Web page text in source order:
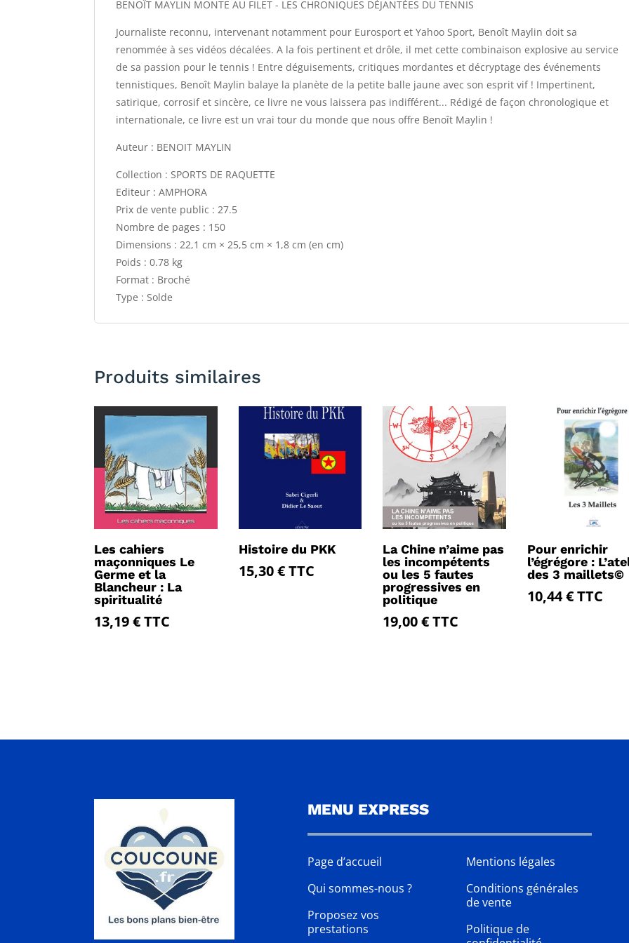
BENOÎT MAYLIN MONTE AU FILET - LES CHRONIQUES DÉJANTÉES DU TENNIS
Journaliste reconnu, intervenant notamment pour Eurosport et Yahoo Sport, Benoît Maylin doit sa
renommée à ses vidéos décalées. A la fois pertinent et drôle, il met cette combinaison explosive au service
de sa passion pour le tennis ! Entre déguisements, critiques mordantes et décryptage des événements
tennistiques, Benoît Maylin balaye la planète de la petite balle jaune avec son esprit vif ! Impertinent,
satirique, corrosif et sincère, ce livre ne vous laissera pas indifférent... Rédigé de façon chronologique et
internationale, ce livre est un vrai tour du monde que nous offre Benoît Maylin !
Auteur : BENOIT MAYLIN
Collection : SPORTS DE RAQUETTE
Editeur : AMPHORA
Prix de vente public : 27.5
Nombre de pages : 150
Dimensions : 22,1 cm × 25,5 cm × 1,8 cm (en cm)
Poids : 0.78 kg
Format : Broché
Type : Solde
Produits similaires
Les cahiers
maçonniques Le
Germe et la
Blancheur : La
spiritualité
13,19€ TTC
Histoire du PKK
15,30€TTC
La Chine n’aime pas
les incompétents
ou les 5 fautes
progressives en
politique
19,00€TTC
Pour enrichir
l’égrégore :
des 3 maillets©
10,44€TTC
MENU EXPRESS
Page d’accueil
Qui sommes-nous ?
Proposez vos
prestations
Mentions légales
Conditions générales
de vente
Politique de